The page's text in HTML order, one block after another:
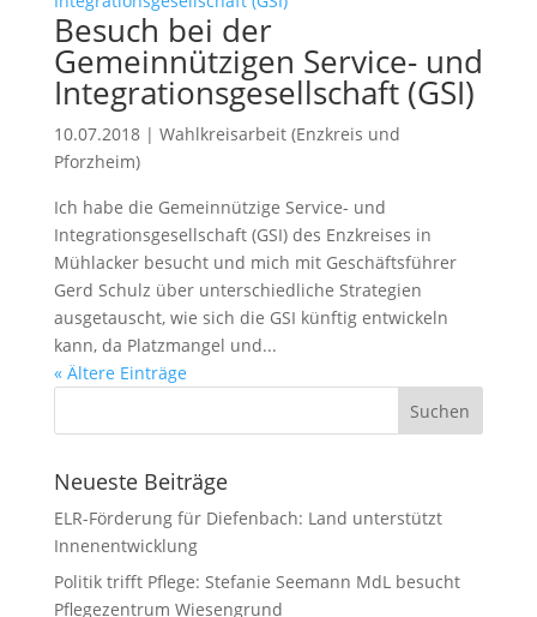
Besuch bei der
Gemeinnützigen Service- und
Integrationsgesellschaft (GSI)
10.07.2018| Wahlkreisarbeit (Enzkreis und
Pforzheim)
Ich habe die Gemeinnützige Service- und
Integrationsgesellschaft (GSI) des Enzkreises in
Mühlacker besucht und mich mit Geschäftsführer
Gerd Schulz über unterschiedliche Strategien
ausgetauscht, wie sich die GSI künftig entwickeln
kann, da Platzmangel und...
« Ältere Einträge
Neueste Beiträge
ELR-Förderung für Diefenbach: Land unterstützt
Innenentwicklung
Politik trifft Pflege: Stefanie Seemann MdL besucht
Pflegezentrum Wiesengrund